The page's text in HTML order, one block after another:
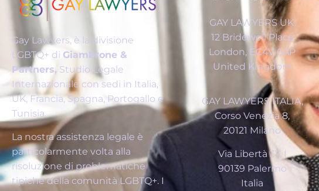
Gay Lawyers, è la divisione
LGBTQ+ di Giambrone &
Partners, Studio Legale
Internazionale con sedi in Italia,
UK, Francia, Spagna, Portogallo e
Tunisia.
La nostra assistenza legale è
particolarmente volta alla
risoluzione di problematiche
tipiche della comunità LGBTQ+. I
GAY LAWYERS UK,
12 Bridewell Place
London, EC4V 6AP
United Kingdom
GAY LAWYERS ITALIA,
Corso Venezia 8,
20121 Milano
Via Libertà 37, I
90139 Palermo
Italia